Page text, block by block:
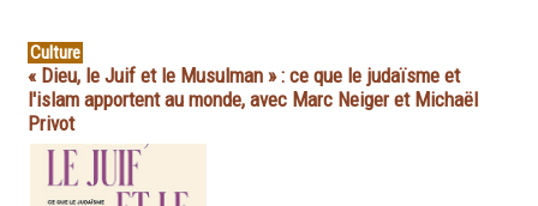
Culture
« Dieu, le Juif et le Musulman » : ce que le judaïsme et
l'islam apportent au monde, avec Marc Neiger et Michaël
Privot